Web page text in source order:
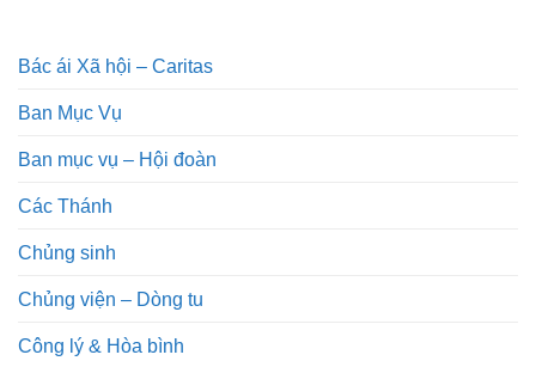
Bác ái Xã hội – Caritas
Ban Mục Vụ
Ban mục vụ – Hội đoàn
Các Thánh
Chủng sinh
Chủng viện – Dòng tu
Công lý & Hòa bình